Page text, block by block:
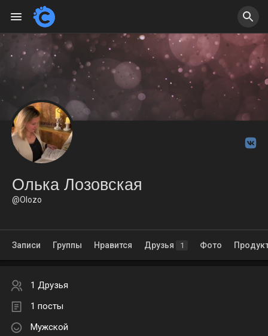
Олька Лозовская
@Olozo
Записи Группы Нравится Друзья 1 Фото
1 Друзья
1 посты
Мужской